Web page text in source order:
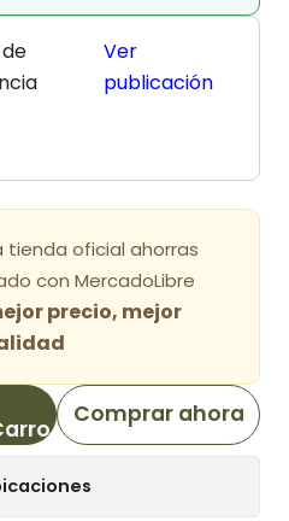
Ver
publicación
tienda oficial ahorras
con MercadoLibre
precio, mejor
Comprar ahora